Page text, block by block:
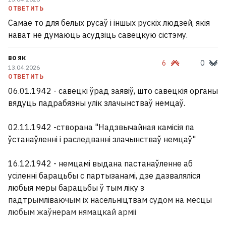
ОТВЕТИТЬ
Самае то для белых русаў і іншых рускіх людзей, якія
нават не думаюць асудзіць савецкую сістэму.
во як
13.04.2026
ОТВЕТИТЬ
6 0
06.01.1942 - савецкі ўрад заявіў, што савецкія органы
вядуць падрабязны улік злачынстваў немцаў.
02.11.1942 -створана "Надзвычайная камісія па
ўстанаўленні і раследванні злачынстваў немцаў"
16.12.1942 - немцамі выдана пастанаўленне аб
усіленні барацьбы с партызанамі, дзе дазваляліся
любыя меры барацьбы ў тым ліку з
падтрымліваючым іх насельніцтвам судом на месцы
любым жаўнерам нямацкай арміі
США ищут потенциального
нового лидера для Кубы
подобного Делси Родригес